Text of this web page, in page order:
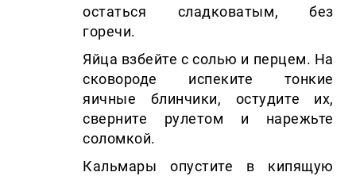
остаться сладковатым, без
горечи.
Яйца взбейте с солью и перцем. На
сковороде испеките тонкие
яичные блинчики, остудите их,
сверните рулетом и нарежьте
соломкой.
Кальмары опустите в кипящую